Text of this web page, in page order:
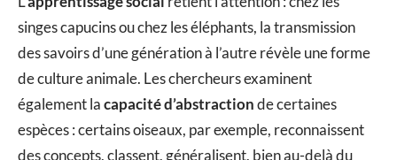
singes capucins ou chez les éléphants, la transmission
des savoirs d’une génération à l’autre révèle une forme
de culture animale. Les chercheurs examinent
également lacapacité d’abstractionde certaines
espèces : certains oiseaux, par exemple, reconnaissent
des concepts, classent, généralisent, bien au-delà du